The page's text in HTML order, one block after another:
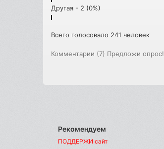
Другая - 2 (0%)
Всего голосовало 241 человек
Комментарии (7) Предложи опрос!
Рекомендуем
ПОДДЕРЖИ сайт